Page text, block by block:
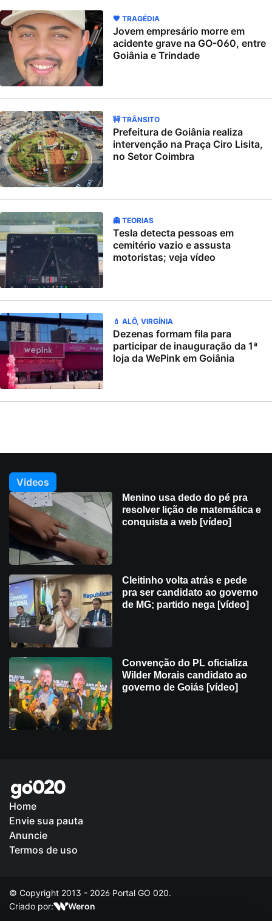
🖤 TRAGÉDIA
Jovem empresário morre em
acidente grave na GO-060, entre
Goiânia e Trindade
🚧 TRÂNSITO
Prefeitura de Goiânia realiza
intervenção na Praça Ciro Lisita,
no Setor Coimbra
👻 TEORIAS
Tesla detecta pessoas em
cemitério vazio e assusta
motoristas; veja vídeo
💄 ALÔ, VIRGÍNIA
Dezenas formam fila para
participar de inauguração da 1ª
loja da WePink em Goiânia
Videos
Menino usa dedo do pé pra
resolver lição de matemática e
conquista a web [vídeo]
Cleitinho volta atrás e pede
pra ser candidato ao governo
de MG; partido nega [vídeo]
Convenção do PL oficializa
Wilder Morais candidato ao
governo de Goiás [vídeo]
Home
Envie sua pauta
Anuncie
Termos de uso
© Copyright 2013 - 2026 Portal GO 020.
Criado por:
Weron